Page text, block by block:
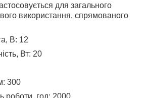
для загального
використання, спрямованого
В: 12
Вт: 20
300
роботи, год: 2000